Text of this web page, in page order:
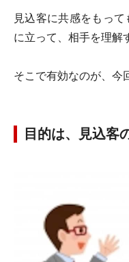
見込客に共感をもっ
に立って、相手を理解
そこで有効なのが、今
目的は、見込客